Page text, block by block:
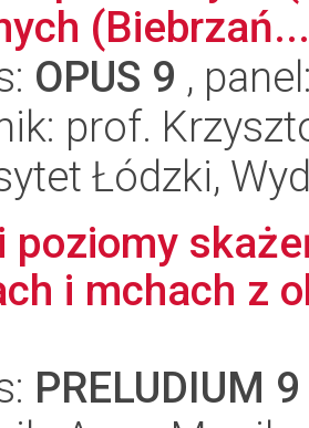
(Biebrzań...
OPUS 9 ,
prof.
Łódzki,
poziomy
i mchach z
PRELUDIUM 9